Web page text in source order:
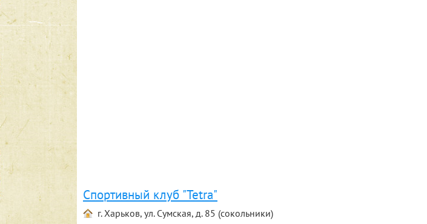
Спортивный клуб "Tetra"
г. Харьков, ул. Сумская, д. 85 (сокольники)